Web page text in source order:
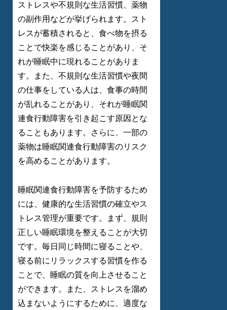
ストレスや不規則な生活習慣、薬物
の副作用などが挙げられます。スト
レスが蓄積されると、食べ物を摂る
ことで快楽を感じることがあり、そ
れが睡眠中に現れることがありま
す。また、不規則な生活習慣や夜間
の仕事をしている人は、食事の時間
が乱れることがあり、それが睡眠関
連食行動障害を引き起こす原因とな
ることもあります。さらに、一部の
薬物は睡眠関連食行動障害のリスク
を高めることがあります。
睡眠関連食行動障害を予防するため
には、健康的な生活習慣の確立やス
トレス管理が重要です。まず、規則
正しい睡眠環境を整えることが大切
です。毎日同じ時間に寝ることや、
寝る前にリラックスする習慣を作る
ことで、睡眠の質を向上させること
ができます。また、ストレスを溜め
込まないようにするために、適度な